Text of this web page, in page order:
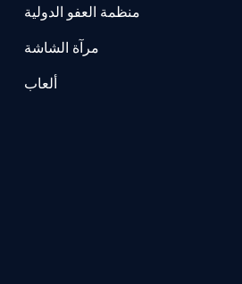
منظمة العفو الدولية
مرآة الشاشة
ألعاب